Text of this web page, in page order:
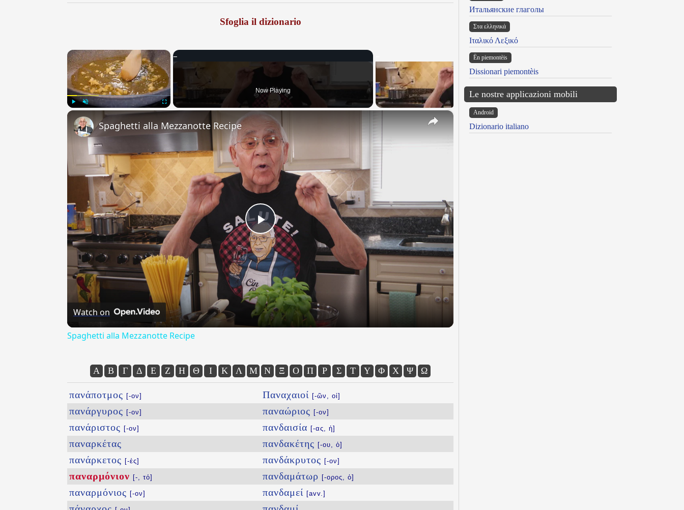
Sfoglia il dizionario
×
Fullscreen
Now Playing
×
Play
Video
Spaghetti alla Mezzanotte Recipe
Watch on
Spaghetti alla Mezzanotte Recipe
Α Β Γ Δ Ε Ζ Η Θ Ι Κ Λ Μ Ν Ξ Ο Π Ρ Σ Τ Υ Φ Χ Ψ Ω
πανάποτμος [-ον]
πανάργυρος [-ον]
πανάριστος [-ον]
παναρκέτας
πανάρκετος [-ές]
παναρμόνιον [-, τό]
παναρμόνιος [-ον]
Παναχαιοί [-ῶν, οἱ]
παναώριος [-ον]
πανδαισία [-ας, ἡ]
πανδακέτης [-ου, ὁ]
πανδάκρυτος [-ον]
πανδαμάτωρ [-ορος, ὁ]
πανδαμεί [avv.]
Итальянские глаголы
Στα ελληνικά
Ιταλικό Λεξικό
Ën piemontèis
Dissionari piemontèis
Le nostre applicazioni mobili
Android
Dizionario italiano